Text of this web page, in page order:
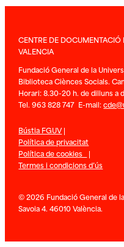
CENTRE DE DOCUMENTACIÓ
VALENCIA
Fundació General de la
Biblioteca Ciènces Socials.
Horari: 8.30-20 h. de dilluns a
Tel. 963 828 747 E-mail:
Bústia FGUV|
Política de privacitat
Política de cookies |
Termes i condicions d’ús
© 2026 Fundació General de
Savoia 4. 46010 València.